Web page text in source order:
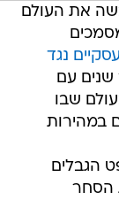
את העולם
נגד
שנים עם
שבו
במהירות
הגבלים
הסחר